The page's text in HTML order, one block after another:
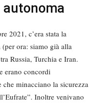
autonoma
2021, c’era stata la
ora: siamo già alla
Russia, Turchia e Iran.
erano concordi
che minacciano la sicurezza
Inoltre venivano